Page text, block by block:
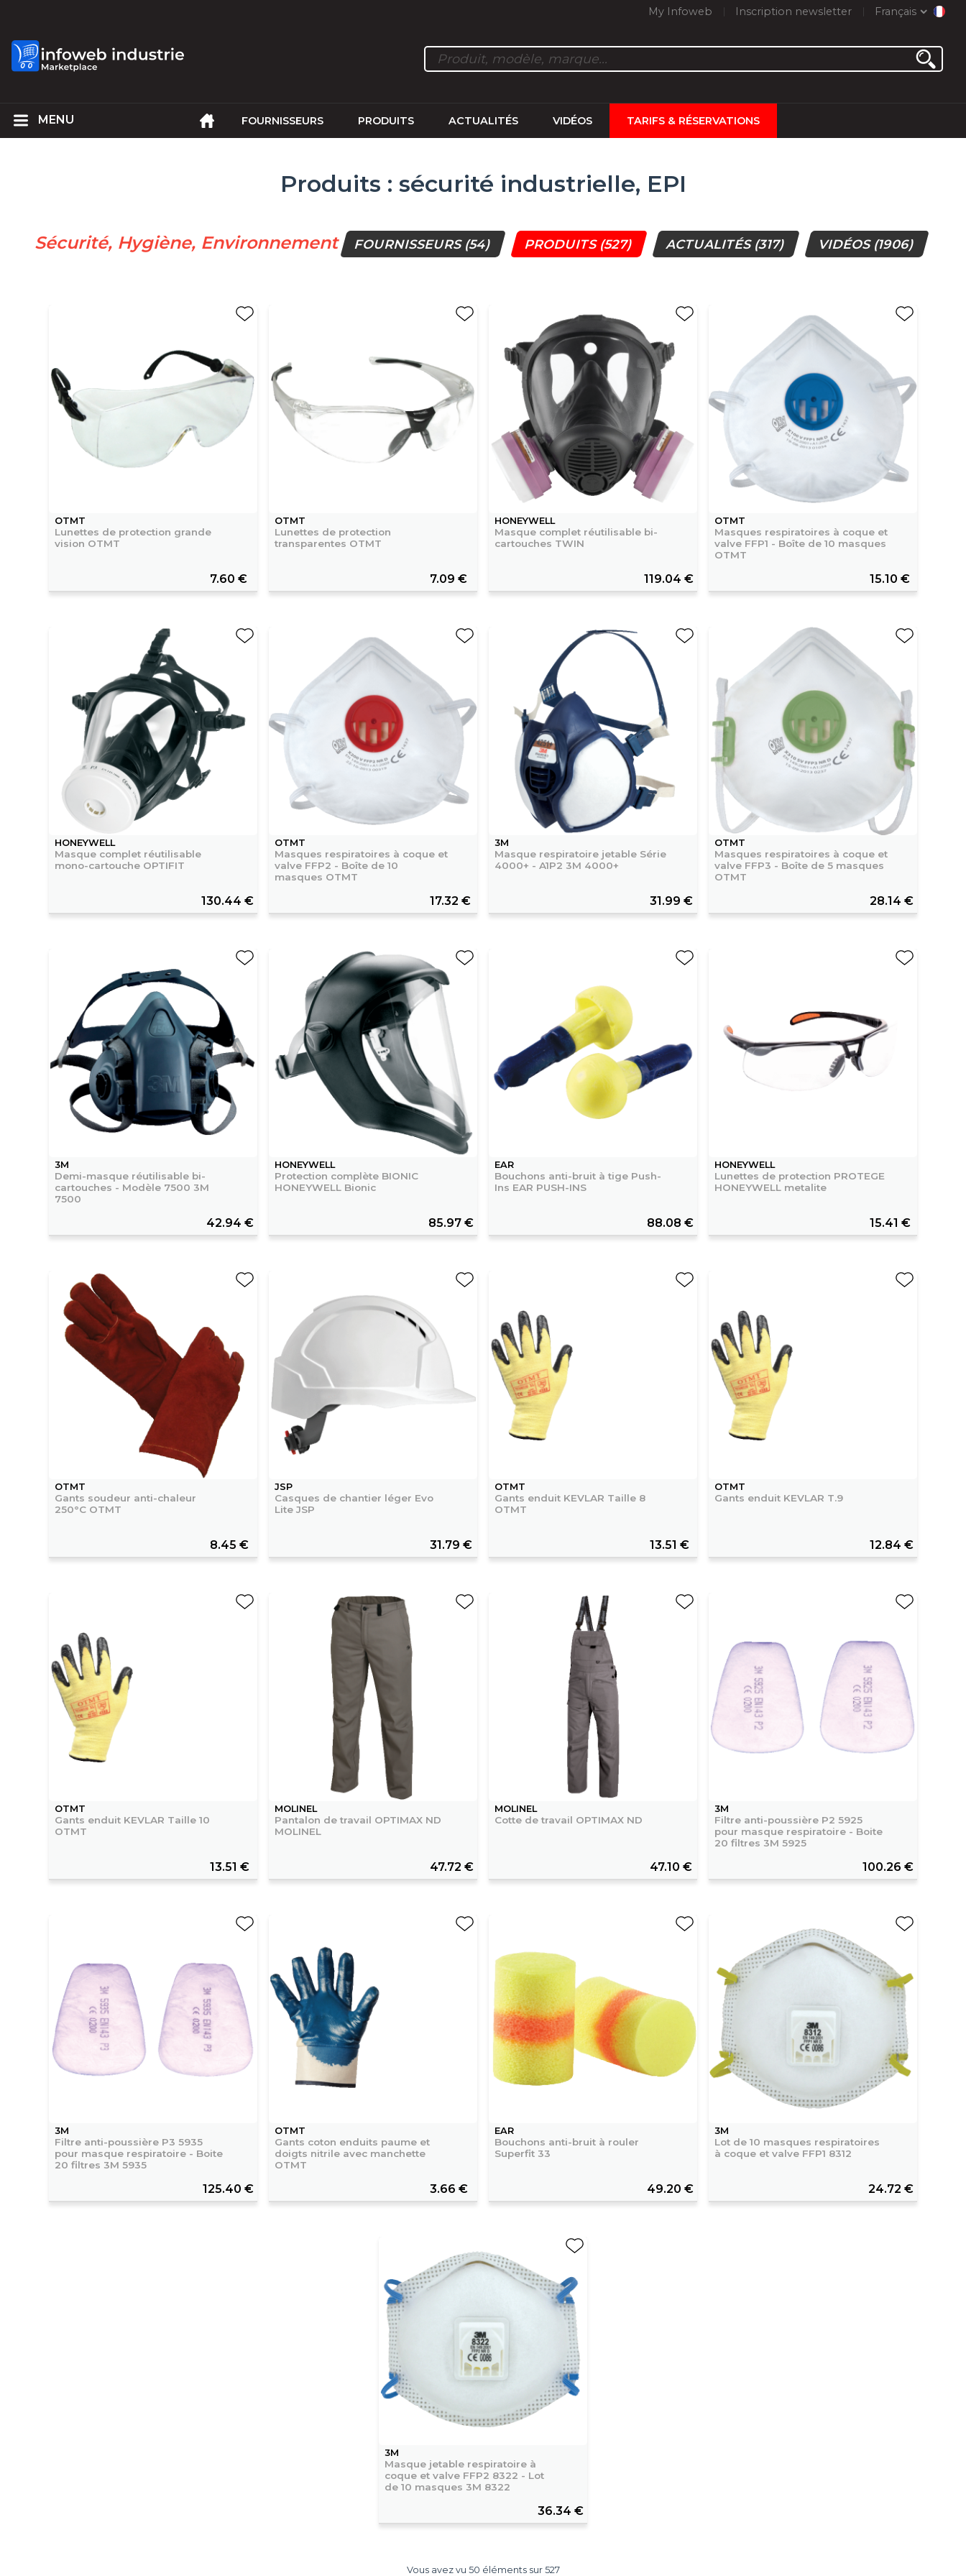
My Infoweb Inscription newsletter Français
FOURNISSEURS PRODUITS ACTUALITÉS VIDÉOS TARIFS & RÉSERVATIONS
Produits : sécurité industrielle, EPI
Sécurité, Hygiène, Environnement FOURNISSEURS(54) PRODUITS(527) ACTUALITÉS(317) VIDÉOS(1906)
OTMT
Lunettes de protection grande
vision OTMT
7.60 €
OTMT
Lunettes de protection
transparentes OTMT
7.09 €
HONEYWELL
Masque complet réutilisable bi-
cartouches TWIN
119.04 €
OTMT
Masques respiratoires à coque et
valve FFP1 - Boîte de 10 masques
OTMT
15.10 €
HONEYWELL
Masque complet réutilisable
mono-cartouche OPTIFIT
130.44 €
OTMT
Masques respiratoires à coque et
valve FFP2 - Boîte de 10
masques OTMT
17.32 €
3M
Masque respiratoire jetable Série
4000+ - A1P2 3M 4000+
31.99 €
OTMT
Masques respiratoires à coque et
valve FFP3 - Boîte de 5 masques
OTMT
28.14 €
3M
Demi-masque réutilisable bi-
cartouches - Modèle 7500 3M
7500
42.94 €
HONEYWELL
Protection complète BIONIC
HONEYWELL Bionic
85.97 €
EAR
Bouchons anti-bruit à tige Push-
Ins EAR PUSH-INS
88.08 €
HONEYWELL
Lunettes de protection PROTEGE
HONEYWELL metalite
15.41 €
OTMT
Gants soudeur anti-chaleur
250°C OTMT
8.45 €
JSP
Casques de chantier léger Evo
Lite JSP
31.79 €
OTMT
Gants enduit KEVLAR Taille 8
OTMT
13.51 €
OTMT
Gants enduit KEVLAR T.9
12.84 €
OTMT
Gants enduit KEVLAR Taille 10
OTMT
13.51 €
MOLINEL
Pantalon de travail OPTIMAX ND
MOLINEL
47.72 €
MOLINEL
Cotte de travail OPTIMAX ND
47.10 €
3M
Filtre anti-poussière P2 5925
pour masque respiratoire - Boite
20 filtres 3M 5925
100.26 €
3M
Filtre anti-poussière P3 5935
pour masque respiratoire - Boite
20 filtres 3M 5935
125.40 €
OTMT
Gants coton enduits paume et
doigts nitrile avec manchette
OTMT
3.66 €
EAR
Bouchons anti-bruit à rouler
Superfit 33
49.20 €
3M
Lot de 10 masques respiratoires
à coque et valve FFP1 8312
24.72 €
3M
Masque jetable respiratoire à
coque et valve FFP2 8322 - Lot
de 10 masques 3M 8322
36.34 €
Vous avez vu 50 éléments sur 527